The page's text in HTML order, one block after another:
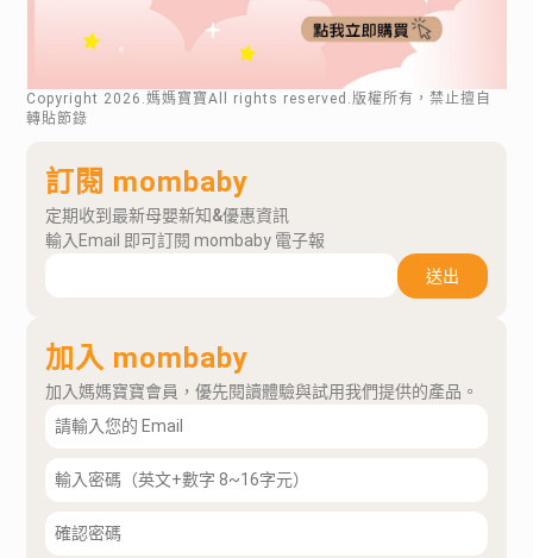
Copyright 2026 .媽媽寶寶All rights reserved.版權所有，禁止擅自
轉貼節錄
訂閱 mombaby
定期收到最新母嬰新知&優惠資訊
輸入Email 即可訂閱 mombaby 電子報
送出
加入 mombaby
加入媽媽寶寶會員，優先閱讀體驗與試用我們提供的產品。